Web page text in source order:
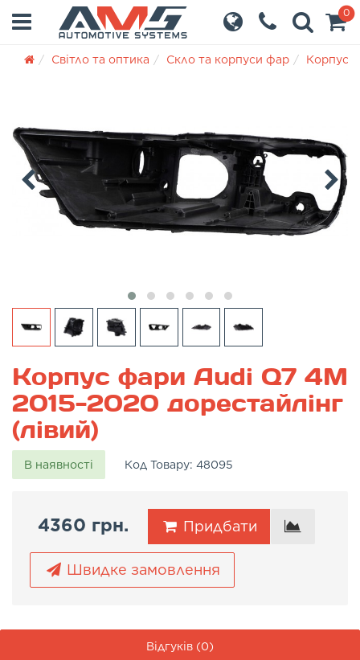
0
Світло та оптика Скло та корпуси фар Корпуси
Корпус фари Audi Q7 4M
2015-2020 дорестайлінг
(лівий)
В наявності Код Товару: 48095
4360 грн. Придбати
Швидке замовлення
Відгуків (0)